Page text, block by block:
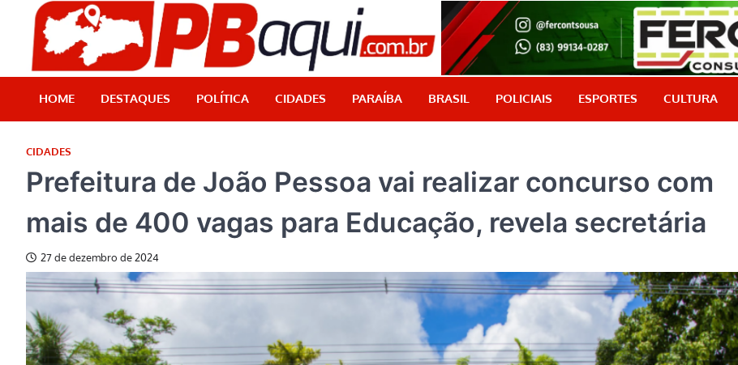
content
PB Aqui
Jornalismo com credibilidade, é aqui!
HOME DESTAQUES POLÍTICA CIDADES PARAÍBA BRASIL POLICIAIS ESPORTES CULTURA
CIDADES
Prefeitura de João Pessoa vai realizar concurso com
mais de 400 vagas para Educação, revela secretária
27 de dezembro de 2024